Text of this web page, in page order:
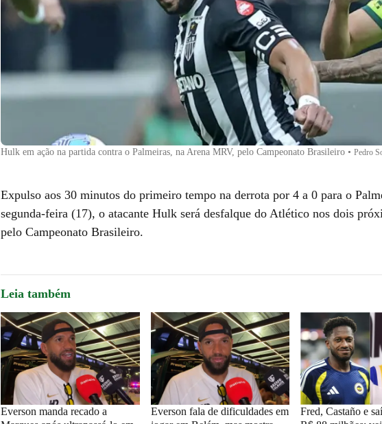
Hulk em ação na partida contra o Palmeiras, na Arena MRV, pelo Campeonato Brasileiro • Pedro
Expulso aos 30 minutos do primeiro tempo na derrota por 4 a 0 para o
segunda-feira (17), o atacante Hulk será desfalque do Atlético nos dois
pelo Campeonato Brasileiro.
Leia também
Everson manda recado a
Everson fala de dificuldades em
Fred, Castaño e